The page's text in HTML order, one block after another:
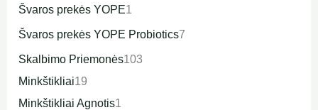
Švaros prekės YOPE1
Švaros prekės YOPE Probiotics7
Skalbimo Priemonės103
Minkštikliai19
Minkštikliai Agnotis1